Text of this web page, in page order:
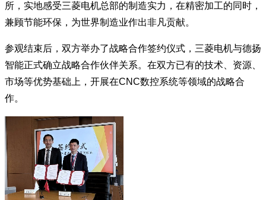
所，实地感受三菱电机总部的制造实力，在精密加工的同时，
兼顾节能环保，为世界制造业作出非凡贡献。
参观结束后，双方举办了战略合作签约仪式，三菱电机与德扬
智能正式确立战略合作伙伴关系。在双方已有的技术、资源、
市场等优势基础上，开展在CNC数控系统等领域的战略合
作。